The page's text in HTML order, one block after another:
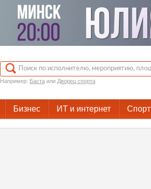
Например: Бастаили Дворец спорта
Бизнес ИТ и интернет Спорт